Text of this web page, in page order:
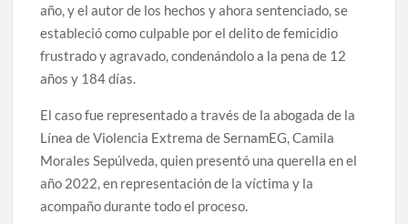
año, y el autor de los hechos y ahora sentenciado, se
estableció como culpable por el delito de femicidio
frustrado y agravado, condenándolo a la pena de 12
años y 184 días.
El caso fue representado a través de la abogada de la
Línea de Violencia Extrema de SernamEG, Camila
Morales Sepúlveda, quien presentó una querella en el
año 2022, en representación de la víctima y la
acompaño durante todo el proceso.